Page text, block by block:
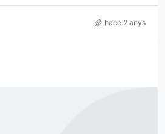
hace 2 anys